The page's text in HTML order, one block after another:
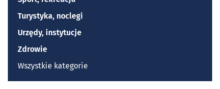
Turystyka, noclegi
Urzędy, instytucje
Zdrowie
Wszystkie kategorie